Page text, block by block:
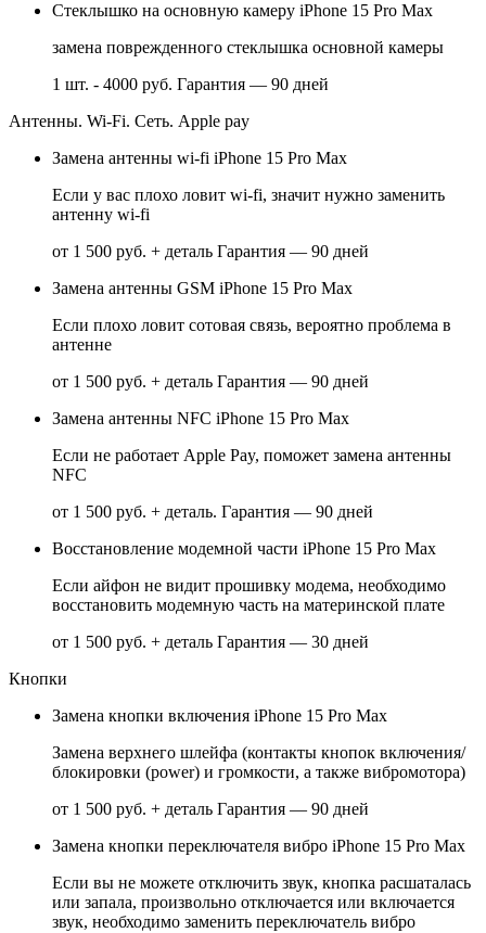
Стеклышко на основную камеру iPhone 15 Pro Max
замена поврежденного стеклышка основной камеры
1 шт. - 4000 руб. Гарантия — 90 дней
Антенны. Wi-Fi. Сеть. Apple pay
Замена антенны wi-fi iPhone 15 Pro Max
Если у вас плохо ловит wi-fi, значит нужно заменить
антенну wi-fi
от 1 500 руб. + деталь Гарантия — 90 дней
Замена антенны GSM iPhone 15 Pro Max
Если плохо ловит сотовая связь, вероятно проблема в
антенне
от 1 500 руб. + деталь Гарантия — 90 дней
Замена антенны NFC iPhone 15 Pro Max
Если не работает Apple Pay, поможет замена антенны
NFC
от 1 500 руб. + деталь. Гарантия — 90 дней
Восстановление модемной части iPhone 15 Pro Max
Если айфон не видит прошивку модема, необходимо
восстановить модемную часть на материнской плате
от 1 500 руб. + деталь Гарантия — 30 дней
Кнопки
Замена кнопки включения iPhone 15 Pro Max
Замена верхнего шлейфа (контакты кнопок включения/
блокировки (power) и громкости, а также вибромотора)
от 1 500 руб. + деталь Гарантия — 90 дней
Замена кнопки переключателя вибро iPhone 15 Pro Max
Если вы не можете отключить звук, кнопка расшаталась
или запала, произвольно отключается или включается
звук, необходимо заменить переключатель вибро